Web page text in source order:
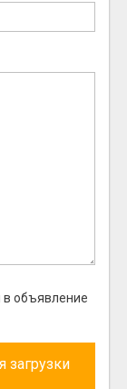
в объявление